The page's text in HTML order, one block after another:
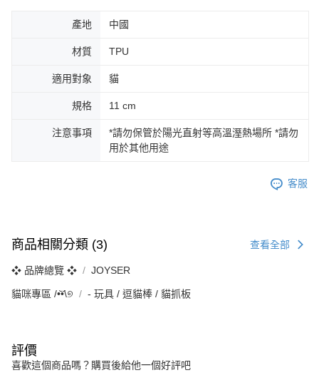
產地 中國
材質 TPU
適用對象 貓
規格 11 cm
注意事項
*請勿保管於陽光直射等高溫溼熱場所 *請勿
用於其他用途
客服
商品相關分類 (3) 查看全部
❖ 品牌總覽 ❖ JOYSER
貓咪專區 /•᷅‎‎•᷄\୭ ‐ 玩具 / 逗貓棒 / 貓抓板
評價
喜歡這個商品嗎？購買後給他一個好評吧